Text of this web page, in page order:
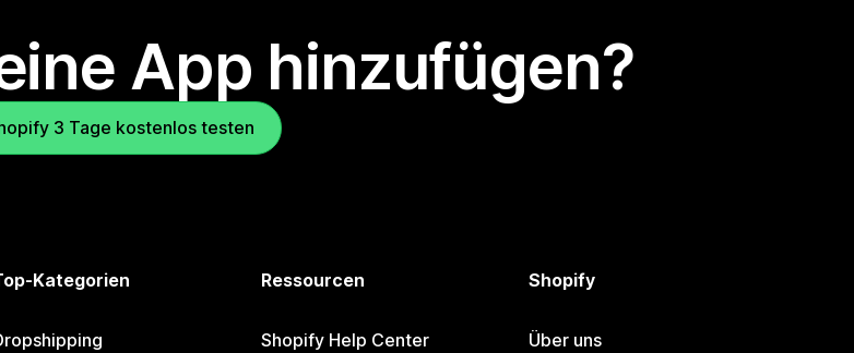
App hinzufügen?
3 Tage kostenlos testen
Kategorien Ressourcen
Shopify Help Center
Shopify
Über uns